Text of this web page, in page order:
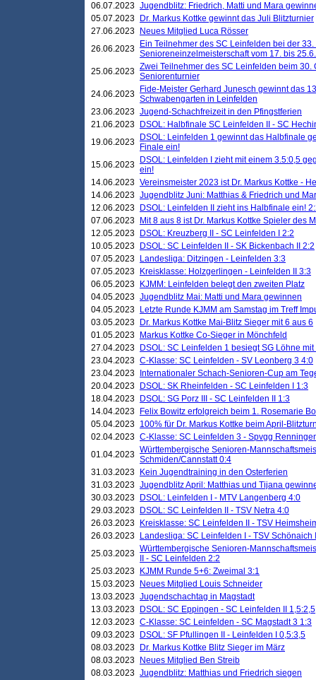
06.07.2023 Jugendblitz: Friedrich, Matti und Mara
05.07.2023
Dr. Markus Kottke gewinnt das Juli Blitzturnier
27.06.2023
Neues Mitglied Luca Rösser
26.06.2023
Ein Teilnehmer des SC Leinfelden bei der
Senioreneinzelmeisterschaft vom 17. bis
25.06.2023 Zwei Teilnehmer des SC Leinfelden beim
Seniorenturnier
24.06.2023
Fide-Meister Gerhard Junesch gewinnt das
Schwabengarten in Leinfelden
23.06.2023 Jugend-Schachfreizeit in den Pfingstferien
21.06.2023
DSOL: Halbfinale SC Leinfelden II - SC
19.06.2023
DSOL: Leinfelden 1 gewinnt das Halbfinale
Finale ein!
15.06.2023
DSOL: Leinfelden I zieht mit einem 3.5:0,5
ein!
14.06.2023 Vereinsmeister 2023 ist Dr. Markus Kottke -
14.06.2023 Jugendblitz Juni: Matthias & Friedrich und
12.06.2023
DSOL: Leinfelden II zieht ins Halbfinale ein!
07.06.2023
Mit 8 aus 8 ist Dr. Markus Kottke Spieler des
12.05.2023
DSOL: Kreuzberg II - SC Leinfelden I 2:2
10.05.2023
DSOL: SC Leinfelden II - SK Bickenbach II 2:2
07.05.2023
Landesliga: Ditzingen - Leinfelden 3:3
07.05.2023
Kreisklasse: Holzgerlingen - Leinfelden II 3:3
06.05.2023
KJMM: Leinfelden belegt den zweiten Platz
04.05.2023 Jugendblitz Mai: Matti und Mara gewinnen
04.05.2023
Letzte Runde KJMM am Samstag im Treff
03.05.2023
Dr. Markus Kottke Mai-Blitz Sieger mit 6 aus 6
01.05.2023
Markus Kottke Co-Sieger in Mönchfeld
27.04.2023
DSOL: SC Leinfelden 1 besiegt SG Löhne mit
23.04.2023 C-Klasse: SC Leinfelden - SV Leonberg 3 4:0
23.04.2023
Internationaler Schach-Senioren-Cup am
20.04.2023
DSOL: SK Rheinfelden - SC Leinfelden I 1:3
18.04.2023
DSOL: SG Porz III - SC Leinfelden II 1:3
14.04.2023
Felix Bowitz erfolgreich beim 1. Rosemarie
05.04.2023 100% für Dr. Markus Kottke beim April-
02.04.2023 C-Klasse: SC Leinfelden 3 - Spvgg
01.04.2023 Württembergische Senioren-
Schmiden/Cannstatt 0:4
31.03.2023
Kein Jugendtraining in den Osterferien
31.03.2023 Jugendblitz April: Matthias und Tijana
30.03.2023
DSOL: Leinfelden I - MTV Langenberg 4:0
29.03.2023
DSOL: SC Leinfelden II - TSV Netra 4:0
26.03.2023
Kreisklasse: SC Leinfelden II - TSV
26.03.2023
Landesliga: SC Leinfelden I - TSV Schönaich
25.03.2023 Württembergische Senioren-
II - SC Leinfelden 2:2
25.03.2023
KJMM Runde 5+6: Zweimal 3:1
15.03.2023
Neues Mitglied Louis Schneider
13.03.2023 Jugendschachtag in Magstadt
13.03.2023
DSOL: SC Eppingen - SC Leinfelden II 1,5:2,5
12.03.2023 C-Klasse: SC Leinfelden - SC Magstadt 3 1:3
09.03.2023
DSOL: SF Pfullingen II - Leinfelden I 0,5:3,5
08.03.2023
Dr. Markus Kottke Blitz Sieger im März
08.03.2023
Neues Mitglied Ben Streib
08.03.2023 Jugendblitz: Matthias und Friedrich siegen